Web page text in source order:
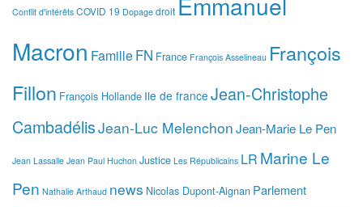
Conflit d'intérêts COVID 19 Dopage droit
Macron FamilleFN France François Asselineau François
Fillon François Hollande Ile de france Jean-Christophe
CambadélisJean-Luc MelenchonJean-Marie Le Pen
Jean Lassalle Jean Paul Huchon Justice Les Républicains LR Marine Le
Pen Nathalie Arthaud news Nicolas Dupont-Aignan Parlement